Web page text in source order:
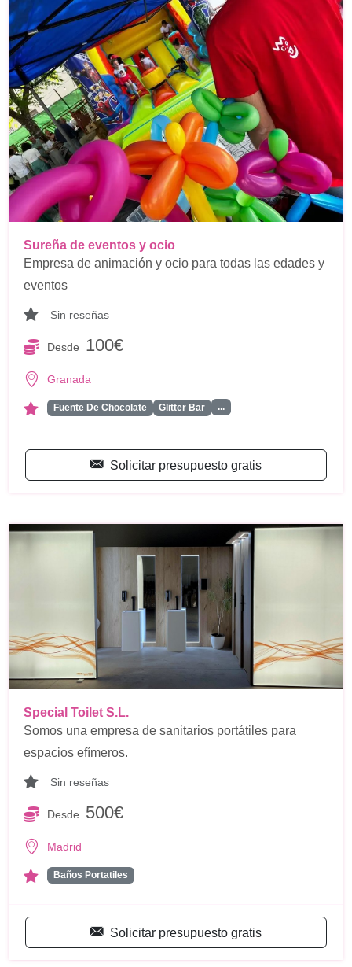
Sureña de eventos y ocio
Empresa de animación y ocio para todas las edades y
eventos
Sin reseñas
Desde 100€
Granada
Fuente De Chocolate Glitter Bar ...
Solicitar presupuesto gratis
Special Toilet S.L.
Somos una empresa de sanitarios portátiles para
espacios efímeros.
Sin reseñas
Desde 500€
Madrid
Baños Portatiles
Solicitar presupuesto gratis